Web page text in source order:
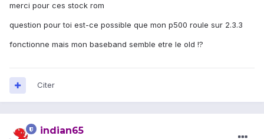
merci pour ces stock rom
question pour toi est-ce possible que mon p500 roule sur 2.3.3
fonctionne mais mon baseband semble etre le old !?
Citer
indian65